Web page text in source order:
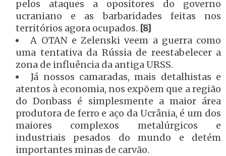
pelos ataques a opositores do governo
ucraniano e as barbaridades feitas nos
territórios agora ocupados. [8]
A OTAN e Zelenski veem a guerra como
uma tentativa da Rússia de reestabelecer a
zona de influência da antiga URSS.
Já nossos camaradas, mais detalhistas e
atentos à economia, nos expõem que a região
do Donbass é simplesmente a maior área
produtora de ferro e aço da Ucrânia, é um dos
maiores complexos metalúrgicos e
industriais pesados ​​do mundo e detém
importantes minas de carvão.